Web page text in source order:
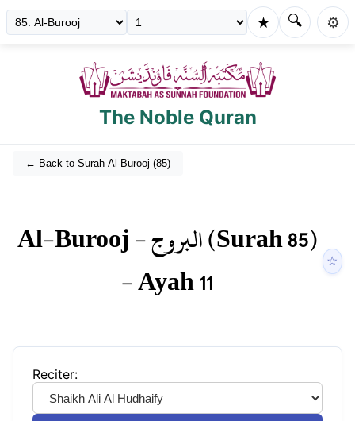
★ 🔍 ⚙️
The Noble Quran
← Back to Surah Al-Burooj (85)
Al-Burooj-البروج(Surah85)
- Ayah11
☆
Reciter: